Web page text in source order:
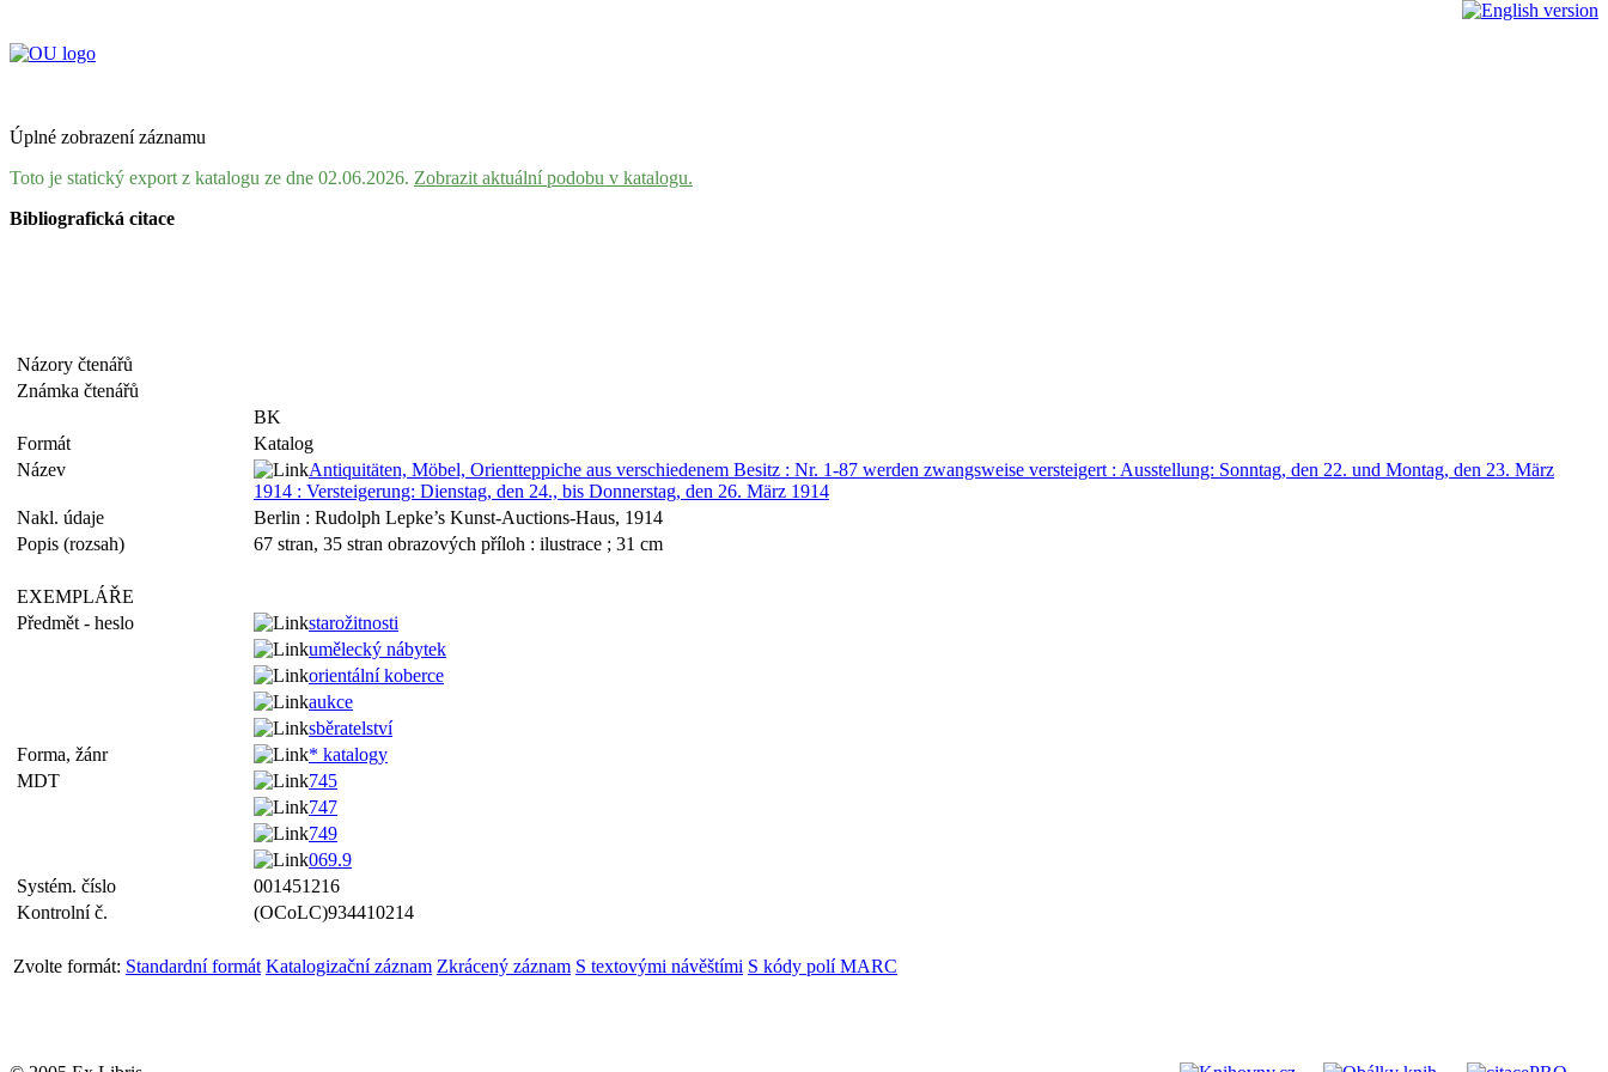
Úplné zobrazení záznamu
Toto je statický export z katalogu ze dne 02.06.2026. Zobrazit aktuální podobu v katalogu.
Bibliografická citace
Názory čtenářů
Známka čtenářů
BK
Formát
Katalog
Název
Antiquitäten, Möbel, Orientteppiche aus verschiedenem Besitz : Nr. 1-87 werden zwangsweise versteigert : Ausstellung: Sonntag, den 22. und Montag, den 23. März
1914 : Versteigerung: Dienstag, den 24., bis Donnerstag, den 26. März 1914
Nakl. údaje
Berlin : Rudolph Lepke’s Kunst-Auctions-Haus, 1914
Popis (rozsah)
67 stran, 35 stran obrazových příloh : ilustrace ; 31 cm
EXEMPLÁŘE
Předmět - heslo
starožitnosti
umělecký nábytek
orientální koberce
aukce
sběratelství
Forma, žánr
* katalogy
MDT
745
747
749
069.9
Systém. číslo
001451216
Kontrolní č.
(OCoLC)934410214
Zvolte formát: Standardní formát Katalogizační záznam Zkrácený záznam S textovými návěštími S kódy polí MARC